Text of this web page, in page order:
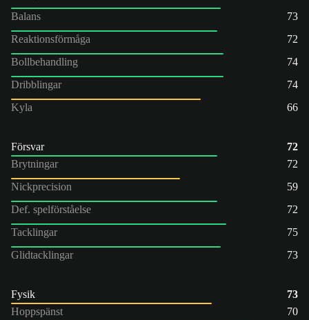
Balans
73
Reaktionsförmåga
72
Bollbehandling
74
Dribblingar
74
Kyla
66
Försvar
72
Brytningar
72
Nickprecision
59
Def. spelförståelse
72
Tacklingar
75
Glidtacklingar
73
Fysik
73
Hoppspänst
70